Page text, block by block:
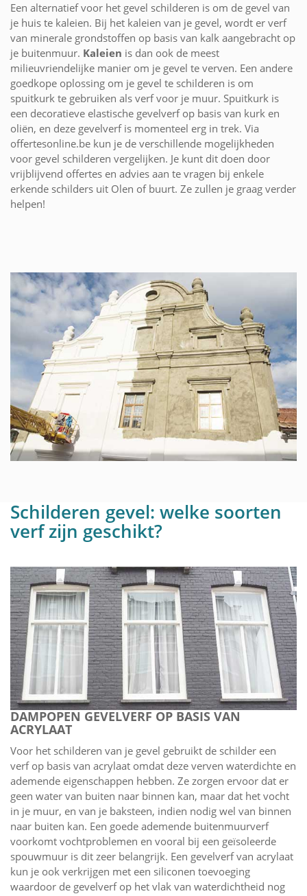
Een alternatief voor het gevel schilderen is om de gevel van
je huis te kaleien. Bij het kaleien van je gevel, wordt er verf
van minerale grondstoffen op basis van kalk aangebracht op
je buitenmuur. Kaleien is dan ook de meest
milieuvriendelijke manier om je gevel te verven. Een andere
goedkope oplossing om je gevel te schilderen is om
spuitkurk te gebruiken als verf voor je muur. Spuitkurk is
een decoratieve elastische gevelverf op basis van kurk en
oliën, en deze gevelverf is momenteel erg in trek. Via
offertesonline.be kun je de verschillende mogelijkheden
voor gevel schilderen vergelijken. Je kunt dit doen door
vrijblijvend offertes en advies aan te vragen bij enkele
erkende schilders uit Olen of buurt. Ze zullen je graag verder
helpen!
Schilderen gevel: welke soorten
verf zijn geschikt?
DAMPOPEN GEVELVERF OP BASIS VAN
ACRYLAAT
Voor het schilderen van je gevel gebruikt de schilder een
verf op basis van acrylaat omdat deze verven waterdichte en
ademende eigenschappen hebben. Ze zorgen ervoor dat er
geen water van buiten naar binnen kan, maar dat het vocht
in je muur, en van je baksteen, indien nodig wel van binnen
naar buiten kan. Een goede ademende buitenmuurverf
voorkomt vochtproblemen en vooral bij een geïsoleerde
spouwmuur is dit zeer belangrijk. Een gevelverf van acrylaat
kun je ook verkrijgen met een siliconen toevoeging
waardoor de gevelverf op het vlak van waterdichtheid nog